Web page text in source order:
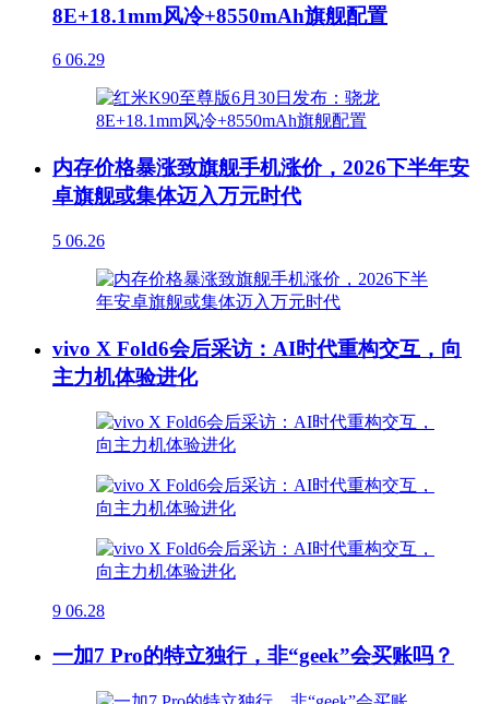
8E+18.1mm风冷+8550mAh旗舰配置
6 06.29
内存价格暴涨致旗舰手机涨价，2026下半年安
卓旗舰或集体迈入万元时代
5 06.26
vivo X Fold6会后采访：AI时代重构交互，向
主力机体验进化
9 06.28
一加7 Pro的特立独行，非“geek”会买账吗？